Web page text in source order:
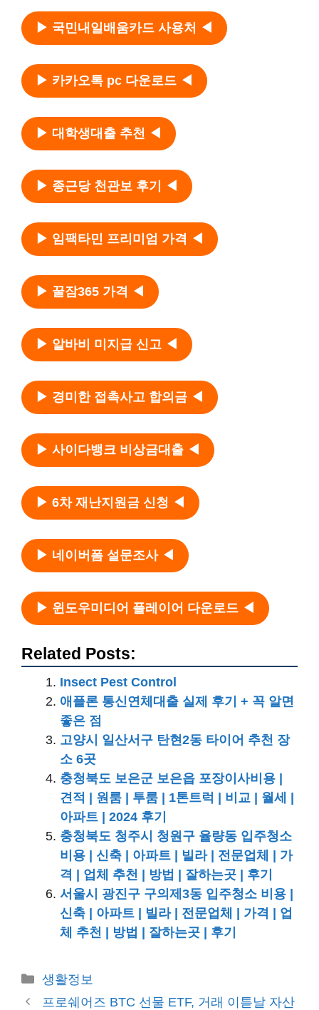
▶ 국민내일배움카드 사용처 ◀
▶ 카카오톡 pc 다운로드 ◀
▶ 대학생대출 추천 ◀
▶ 종근당 천관보 후기 ◀
▶ 임팩타민 프리미엄 가격 ◀
▶ 꿀잠365 가격 ◀
▶ 알바비 미지급 신고 ◀
▶ 경미한 접촉사고 합의금 ◀
▶ 사이다뱅크 비상금대출 ◀
▶ 6차 재난지원금 신청 ◀
▶ 네이버폼 설문조사 ◀
▶ 윈도우미디어 플레이어 다운로드 ◀
Related Posts:
Insect Pest Control
애플론 통신연체대출 실제 후기 + 꼭 알면
좋은 점
고양시 일산서구 탄현2동 타이어 추천 장
소 6곳
충청북도 보은군 보은읍 포장이사비용 |
견적 | 원룸 | 투룸 | 1톤트럭 | 비교 | 월세 |
아파트 | 2024 후기
충청북도 청주시 청원구 율량동 입주청소
비용 | 신축 | 아파트 | 빌라 | 전문업체 | 가
격 | 업체 추천 | 방법 | 잘하는곳 | 후기
서울시 광진구 구의제3동 입주청소 비용 |
신축 | 아파트 | 빌라 | 전문업체 | 가격 | 업
체 추천 | 방법 | 잘하는곳 | 후기
카
테
생활정보
프로쉐어즈 BTC 선물 ETF, 거래 이튿날 자산